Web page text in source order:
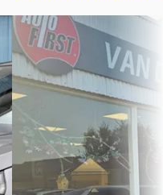
Nieuw binnen
A
Renault Captur·2025
1.6 E-Tech full hybrid 145
€ 27.450
v.a. € 582/mnd